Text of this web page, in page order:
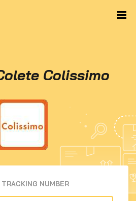
Colissimo
NUMBER